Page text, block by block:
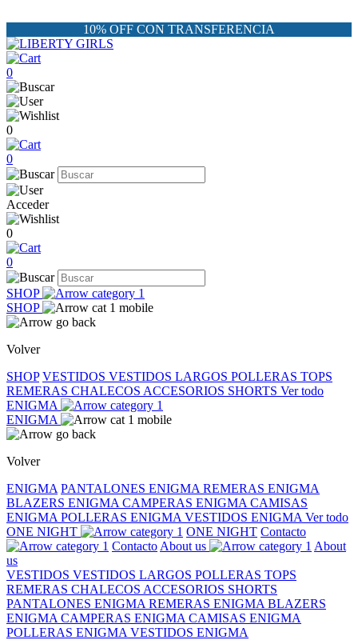
10% OFF CON TRANSFERENCIA
0
0
0
Acceder
0
0
SHOP
SHOP
Volver
SHOP VESTIDOS VESTIDOS LARGOS POLLERAS TOPS
REMERAS CHALECOS ACCESORIOS SHORTS Ver todo
ENIGMA
ENIGMA
Volver
ENIGMA PANTALONES ENIGMA REMERAS ENIGMA
BLAZERS ENIGMA CAMPERAS ENIGMA CAMISAS
ENIGMA POLLERAS ENIGMA VESTIDOS ENIGMA Ver todo
ONE NIGHT
ONE NIGHT Contacto
Contacto About us
About
us
VESTIDOS VESTIDOS LARGOS POLLERAS TOPS
REMERAS CHALECOS ACCESORIOS SHORTS
PANTALONES ENIGMA REMERAS ENIGMA BLAZERS
ENIGMA CAMPERAS ENIGMA CAMISAS ENIGMA
POLLERAS ENIGMA VESTIDOS ENIGMA